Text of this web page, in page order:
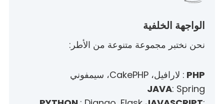
الواجهة الخلفية
نحن نختبر مجموعة متنوعة من الأطر:
PHP : لارافيل، CakePHP، سيمفوني
JAVA: Spring